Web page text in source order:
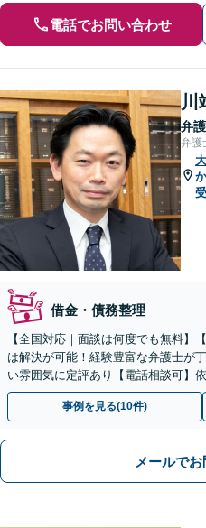
電話でお問い合わせ
川
弁
弁護
借金・債務整理
【全国対応｜面談は何度でも無料】
は解決が可能！経験豊富な弁護士が
い雰囲気に定評あり【電話相談可】
力。まずは勇気を出してご相談下さ
事例を見る(10件)
メールで